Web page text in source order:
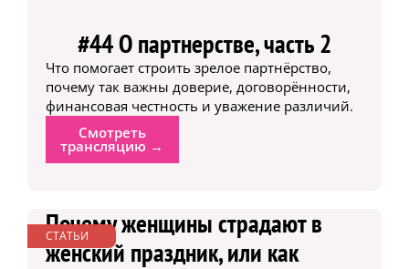
#44 О партнерстве, часть 2
Что помогает строить зрелое партнёрство,
почему так важны доверие, договорённости,
финансовая честность и уважение различий.
Смотреть
трансляцию →
СТАТЬИ
Почему женщины страдают в
женский праздник, или как